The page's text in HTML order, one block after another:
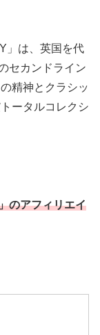
」は、英国を代
セカンドライン
精神とクラシッ
ータルコレクシ
のアフィリエイ